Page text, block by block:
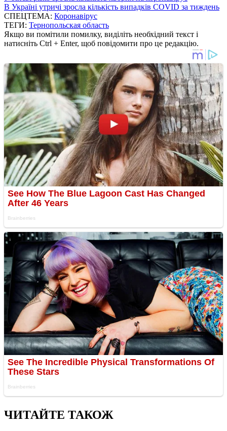
В Україні утричі зросла кількість випадків COVID за тиждень
СПЕЦТЕМА: Коронавірус
ТЕГИ: Тернопольская область
Якщо ви помітили помилку, виділіть необхідний текст і
натисніть Ctrl + Enter, щоб повідомити про це редакцію.
ЧИТАЙТЕ ТАКОЖ